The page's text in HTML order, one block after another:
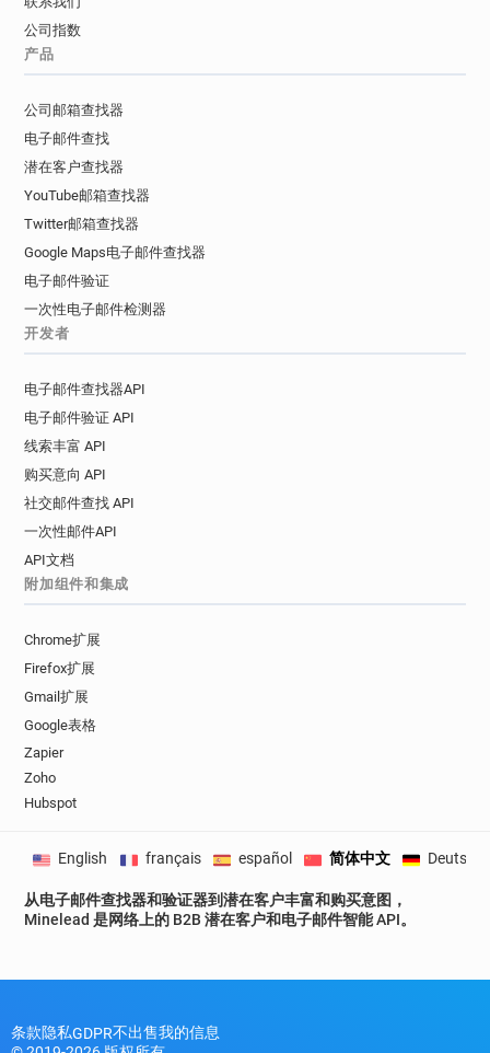
j******@manchester.gov.uk
d*****@manchester.gov.uk
p********@manchester.gov.uk
y********@manchester.gov.uk
y********@manchester.gov.uk
j*********@manchester.gov.uk
r********@manchester.gov.uk
a*********@manchester.gov.uk
h********@manchester.gov.uk
a***********@manchester.gov.uk
g********@manchester.gov.uk
b***********@manchester.gov.uk
k***********@manchester.gov.uk
e************@manchester.gov.uk
u************@manchester.gov.uk
w*********@manchester.gov.uk
w************@manchester.gov.uk
z*********@manchester.gov.uk
r************@manchester.gov.uk
t*********@manchester.gov.uk
j*****@manchester.gov.uk
x********@manchester.gov.uk
f*******@manchester.gov.uk
k*********@manchester.gov.uk
g******@manchester.gov.uk
m************@manchester.gov.uk
v***********@manchester.gov.uk
v*****@manchester.gov.uk
公司指数
产品
公司邮箱查找器
电子邮件查找
潜在客户查找器
YouTube邮箱查找器
Twitter邮箱查找器
Google Maps电子邮件查找器
电子邮件验证
一次性电子邮件检测器
开发者
电子邮件查找器API
电子邮件验证 API
线索丰富 API
购买意向 API
社交邮件查找 API
一次性邮件API
API文档
附加组件和集成
Chrome扩展
Firefox扩展
Gmail扩展
Google表格
Zapier
Zoho
Hubspot
从电子邮件查找器和验证器到潜在客户丰富和购买意图，
Minelead 是网络上的 B2B 潜在客户和电子邮件智能 API。
English français español 简体中文 Deutsch
条款隐私GDPR不出售我的信息